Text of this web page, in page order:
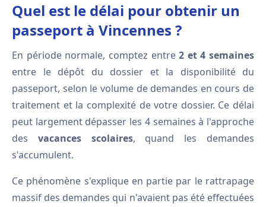
Quel est le délai pour obtenir un
passeport à Vincennes ?
En période normale, comptez entre2 et 4 semaines
entre le dépôt du dossier et la disponibilité du
passeport, selon le volume de demandes en cours de
traitement et la complexité de votre dossier. Ce délai
peut largement dépasser les 4 semaines à l'approche
des vacances scolaires, quand les demandes
s'accumulent.
Ce phénomène s'explique en partie par le rattrapage
massif des demandes qui n'avaient pas été effectuées